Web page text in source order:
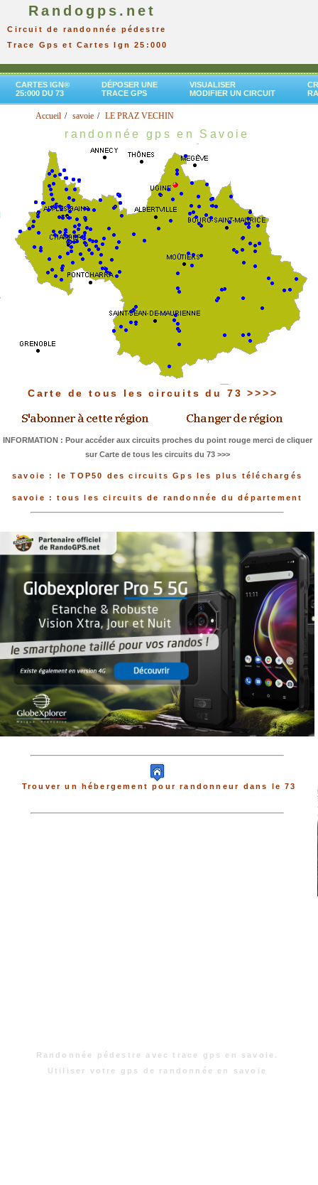
Randogps.net
Circuit de randonnée pédestre
Trace Gps et Cartes Ign 25:000
CARTES IGN®
25:000 DU 73
DÉPOSER UNE
TRACE GPS
VISUALISER
MODIFIER UN CIRCUIT
Accueil savoie LE PRAZ VECHIN
randonnée gps en Savoie
Carte de tous les circuits du 73 >>>>
INFORMATION : Pour accéder aux circuits proches du point rouge merci de cliquer
sur Carte de tous les circuits du 73 >>>
savoie : le TOP50 des circuits Gps les plus téléchargés
savoie : tous les circuits de randonnée du département
Trouver un hébergement pour randonneur dans le 73
Randonnée pédestre avec trace gps en savoie.
Utiliser votre gps de randonnée en savoie